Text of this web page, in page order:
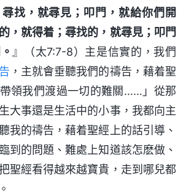
找，就尋見；叩門，就給你們開
，就得着；尋找的，就尋見；叩門
』（太7:7-8）主是信實的，我們
，主就會垂聽我們的禱告，藉着聖
領我們渡過一切的難關……」從那
大事還是生活中的小事，我都向主
我的禱告，藉着聖經上的話引導、
到的問題、難處上知道該怎麽做、
聖經看得越來越寶貴，走到哪兒都